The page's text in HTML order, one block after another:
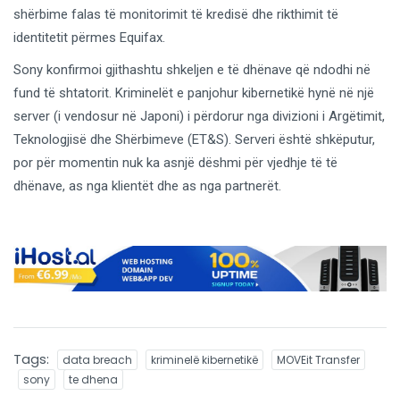
shërbime falas të monitorimit të kredisë dhe rikthimit të
identitetit përmes Equifax.
Sony konfirmoi gjithashtu shkeljen e të dhënave që ndodhi në
fund të shtatorit. Kriminelët e panjohur kibernetikë hynë në një
server (i vendosur në Japoni) i përdorur nga divizioni i Argëtimit,
Teknologjisë dhe Shërbimeve (ET&S). Serveri është shkëputur,
por për momentin nuk ka asnjë dëshmi për vjedhje të të
dhënave, as nga klientët dhe as nga partnerët.
Tags: data breach kriminelë kibernetikë
MOVEit Transfer
sony
te dhena